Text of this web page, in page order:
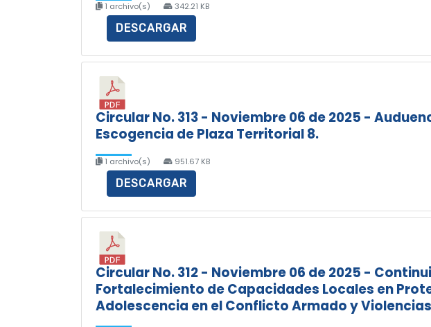
1 archivo(s) 342.21 KB
DESCARGAR
Circular No. 313 - Noviembre 06 de 2025 -
Escogencia de Plaza Territorial 8.
1 archivo(s) 951.67 KB
DESCARGAR
Circular No. 312 - Noviembre 06 de 2025 -
Fortalecimiento de Capacidades Locales en
Adolescencia en el Conflicto Armado y